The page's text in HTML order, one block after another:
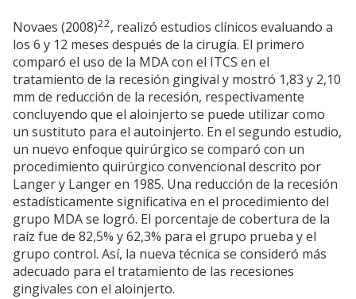
Novaes (2008)22, realizó estudios clínicos evaluando a
los 6 y 12 meses después de la cirugía. El primero
comparó el uso de la MDA con el ITCS en el
tratamiento de la recesión gingival y mostró 1,83 y 2,10
mm de reducción de la recesión, respectivamente
concluyendo que el aloinjerto se puede utilizar como
un sustituto para el autoinjerto. En el segundo estudio,
un nuevo enfoque quirúrgico se comparó con un
procedimiento quirúrgico convencional descrito por
Langer y Langer en 1985. Una reducción de la recesión
estadísticamente significativa en el procedimiento del
grupo MDA se logró. El porcentaje de cobertura de la
raíz fue de 82,5% y 62,3% para el grupo prueba y el
grupo control. Así, la nueva técnica se consideró más
adecuado para el tratamiento de las recesiones
gingivales con el aloinjerto.